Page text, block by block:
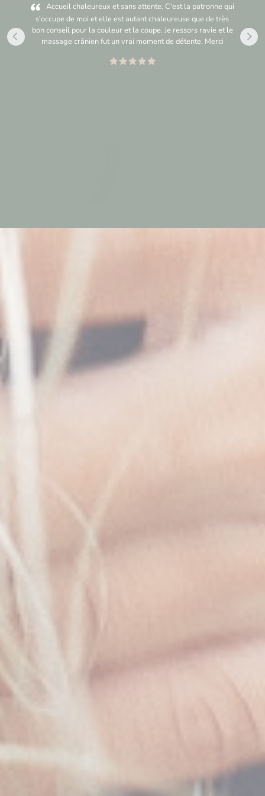
Accueil chaleureux et sans attente. C'est la patronne qui
s'occupe de moi et elle est autant chaleureuse que de très
bon conseil pour la couleur et la coupe. Je ressors ravie et le
massage crânien fut un vrai moment de détente. Merci